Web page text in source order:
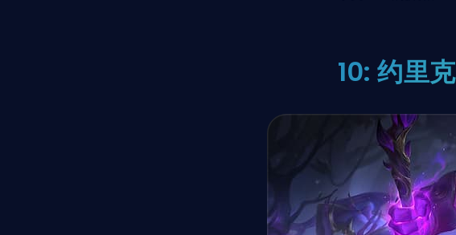
10: 约里克